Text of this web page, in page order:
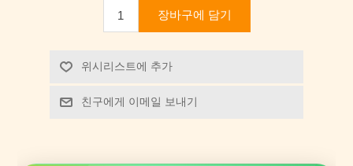
장바구에 담기
위시리스트에 추가
친구에게 이메일 보내기